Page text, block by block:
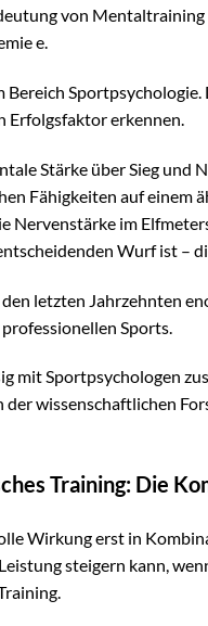
von
e.
Erfolgsfaktor erkennen.
Stärke über Sieg und
Fähigkeiten auf einem
Nervenstärke im
Wurf ist –
letzten Jahrzehnten
Sports.
mit Sportpsychologen
der wissenschaftlichen
Training: Die
Wirkung erst in
steigern kann,